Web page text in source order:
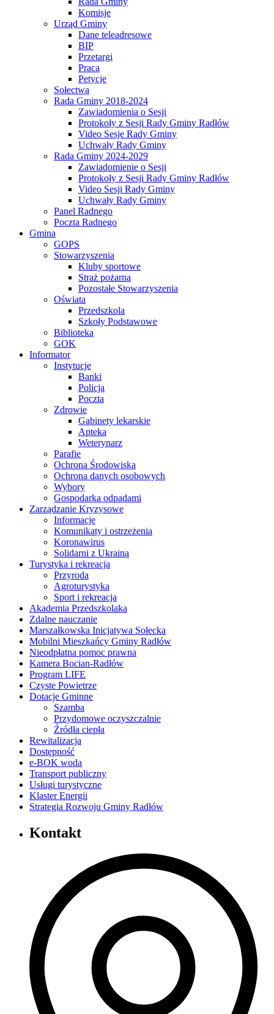
Komisje
Urząd Gminy
Dane teleadresowe
BIP
Przetargi
Praca
Petycje
Sołectwa
Rada Gminy 2018-2024
Zawiadomienia o Sesji
Protokoły z Sesji Rady Gminy Radłów
Video Sesje Rady Gminy
Uchwały Rady Gminy
Rada Gminy 2024-2029
Zawiadomienie o Sesji
Protokoły z Sesji Rady Gminy Radłów
Video Sesji Rady Gminy
Uchwały Rady Gminy
Panel Radnego
Poczta Radnego
Gmina
GOPS
Stowarzyszenia
Kluby sportowe
Straż pożarna
Pozostałe Stowarzyszenia
Oświata
Przedszkola
Szkoły Podstawowe
Biblioteka
GOK
Informator
Instytucje
Banki
Policja
Poczta
Zdrowie
Gabinety lekarskie
Apteka
Weterynarz
Parafie
Ochrona Środowiska
Ochrona danych osobowych
Wybory
Gospodarka odpadami
Zarządzanie Kryzysowe
Informacje
Komunikaty i ostrzeżenia
Koronawirus
Solidarni z Ukrainą
Turystyka i rekreacja
Przyroda
Agroturystyka
Sport i rekreacja
Akademia Przedszkolaka
Zdalne nauczanie
Marszałkowska Inicjatywa Sołecka
Mobilni Mieszkańcy Gminy Radłów
Nieodpłatna pomoc prawna
Kamera Bocian-Radłów
Program LIFE
Czyste Powietrze
Dotacje Gminne
Szamba
Przydomowe oczyszczalnie
Źródła ciepła
Rewitalizacja
Dostępność
e-BOK woda
Transport publiczny
Usługi turystyczne
Klaster Energii
Strategia Rozwoju Gminy Radłów
Kontakt